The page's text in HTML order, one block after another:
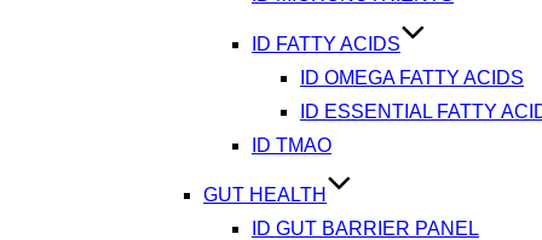
ID FATTY ACIDS
ID OMEGA FATTY ACIDS
ID ESSENTIAL FATTY
ID TMAO
GUT HEALTH
ID GUT BARRIER PANEL